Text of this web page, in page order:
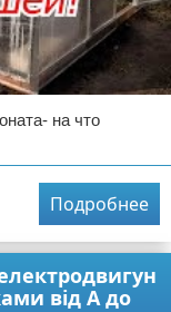
на что
Подробнее
від А до